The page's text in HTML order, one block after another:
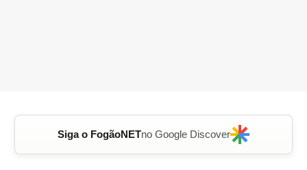
Siga o FogãoNETno Google Discover